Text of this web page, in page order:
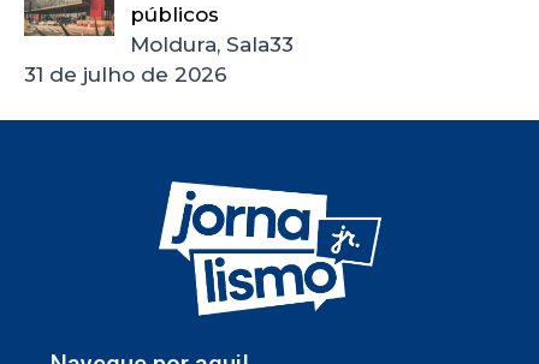
públicos
Moldura, Sala33
31 de julho de 2026